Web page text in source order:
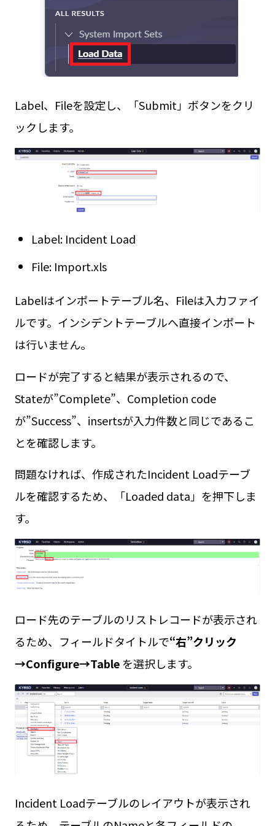
Label、Fileを設定し、「Submit」ボタンをクリ
ックします。
Label: Incident Load
File: Import.xls
Labelはインポートテーブル名、Fileは入力ファイ
ルです。インシデントテーブルへ直接インポート
は行いません。
ロードが完了すると結果が表示されるので、
Stateが”Complete”、Completion code
が”Success”、insertsが入力件数と同じであるこ
とを確認します。
問題なければ、作成されたIncident Loadテーブ
ルを確認するため、「Loaded data」を押下しま
す。
ロード先のテーブルのリストレコードが表示され
るため、フィールドタイトルで“右”クリック
→Configure→Tableを選択します。
Incident Loadテーブルのレイアウトが表示され